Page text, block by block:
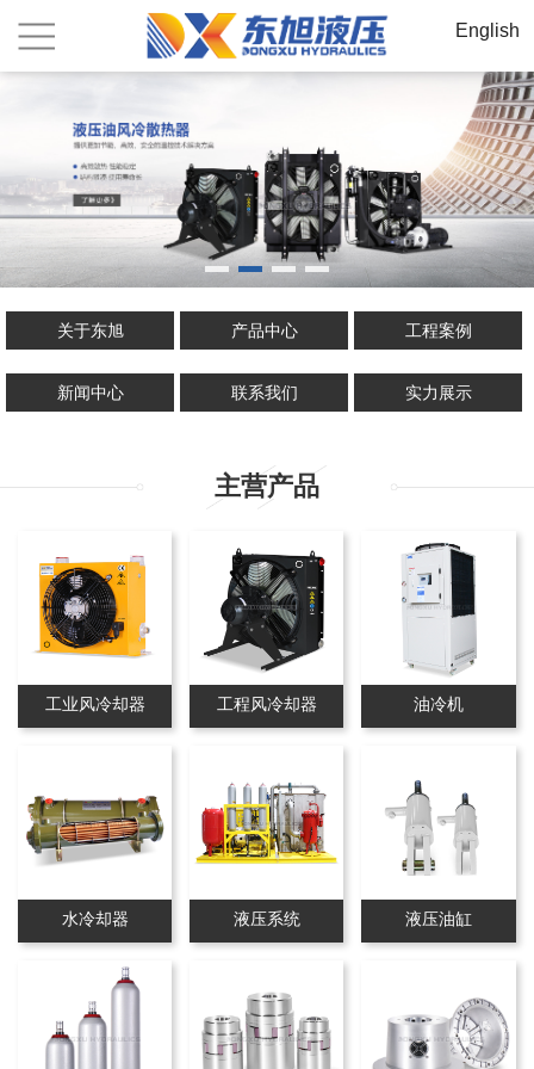
English
关于东旭 产品中心 工程案例
新闻中心 联系我们 实力展示
主营产品
工业风冷却器 工程风冷却器 油冷机
水冷却器 液压系统 液压油缸